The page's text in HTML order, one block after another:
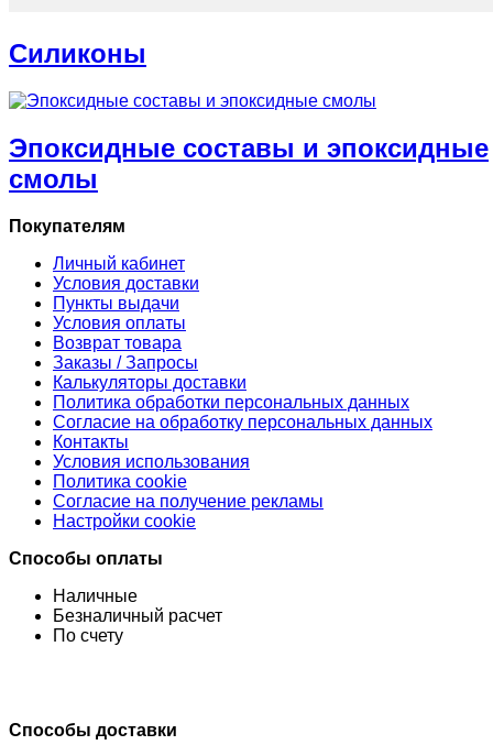
Силиконы
Эпоксидные составы и эпоксидные
смолы
Покупателям
Личный кабинет
Условия доставки
Пункты выдачи
Условия оплаты
Возврат товара
Заказы / Запросы
Калькуляторы доставки
Политика обработки персональных данных
Согласие на обработку персональных данных
Контакты
Условия использования
Политика cookie
Согласие на получение рекламы
Настройки cookie
Способы оплаты
Наличные
Безналичный расчет
По счету
Способы доставки